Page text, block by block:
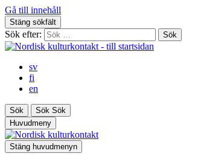
Gå till innehåll
Stäng sökfält
Sök efter:
sv
fi
en
Sök Sök Sök
Huvudmeny
Stäng huvudmenyn